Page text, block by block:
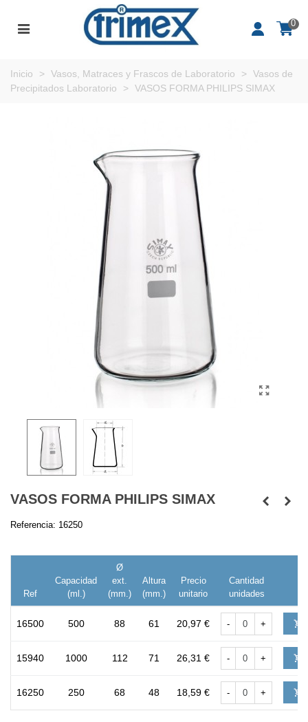
0
Inicio > Vasos, Matraces y Frascos de Laboratorio > Vasos de
Precipitados Laboratorio
> VASOS FORMA PHILIPS SIMAX
VASOS FORMA PHILIPS SIMAX
Referencia: 16250
Ref
Capacidad
(ml.)
Ø
ext.
(mm.)
Altura
(mm.)
Precio
unitario
Cantidad
unidades
16500 500 88 61 20,97 € - +
15940 1000 112 71 26,31 € - +
16250 250 68 48 18,59 € - +